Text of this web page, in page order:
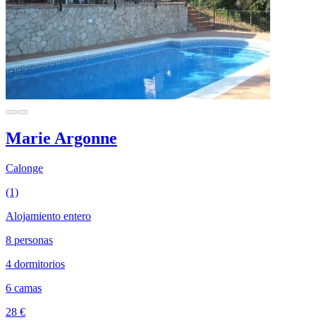
Marie Argonne
Calonge
(1)
Alojamiento entero
8 personas
4 dormitorios
6 camas
28 €